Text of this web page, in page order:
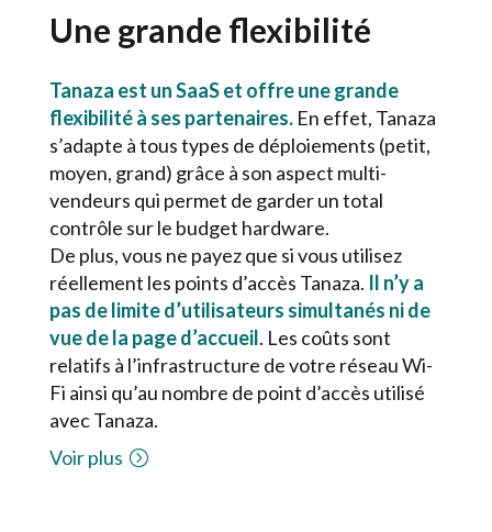
Une grande flexibilité
Tanaza est un SaaS et offre une grande
flexibilité à ses partenaires. En effet, Tanaza
s’adapte à tous types de déploiements (petit,
moyen, grand) grâce à son aspect multi-
vendeurs qui permet de garder un total
contrôle sur le budget hardware.
De plus, vous ne payez que si vous utilisez
réellement les points d’accès Tanaza. Il n’y a
pas de limite d’utilisateurs simultanés ni de
vue de la page d’accueil. Les coûts sont
relatifs à l’infrastructure de votre réseau Wi-
Fi ainsi qu’au nombre de point d’accès utilisé
avec Tanaza.
Voir plus